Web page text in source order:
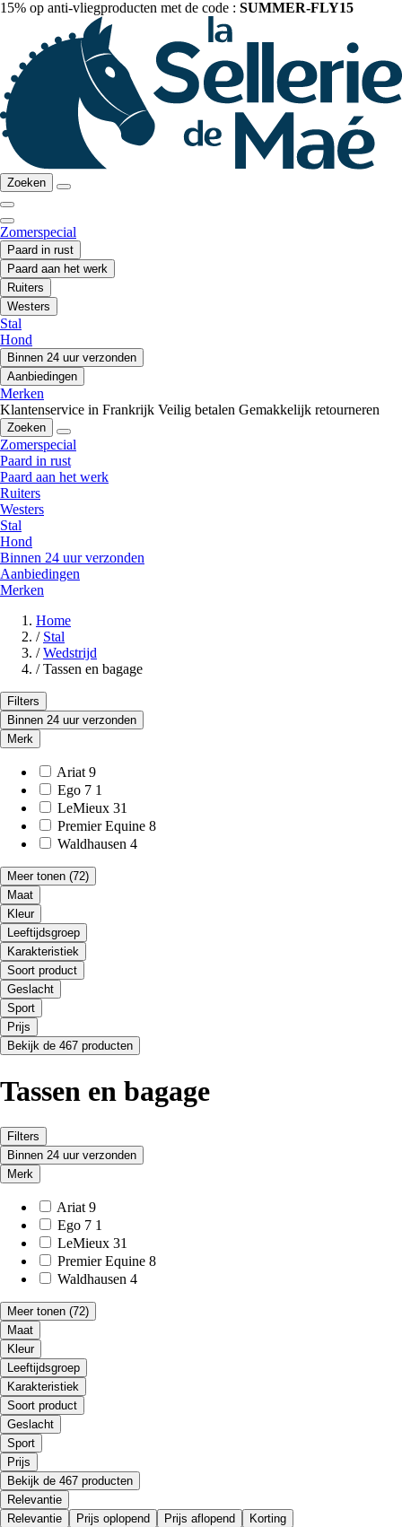
15% op anti-vliegproducten met de code : SUMMER-FLY15
Zoeken
Zomerspecial
Paard in rust
Paard aan het werk
Ruiters
Westers
Stal
Hond
Binnen 24 uur verzonden
Aanbiedingen
Merken
Klantenservice in Frankrijk Veilig betalen Gemakkelijk retourneren
Zoeken
Zomerspecial
Paard in rust
Paard aan het werk
Ruiters
Westers
Stal
Hond
Binnen 24 uur verzonden
Aanbiedingen
Merken
Home
/ Stal
/ Wedstrijd
/ Tassen en bagage
Filters
Binnen 24 uur verzonden
Merk
Ariat 9
Ego 7 1
LeMieux 31
Premier Equine 8
Waldhausen 4
Meer tonen (72)
Maat
Kleur
Leeftijdsgroep
Karakteristiek
Soort product
Geslacht
Sport
Prijs
Bekijk de 467 producten
Tassen en bagage
Filters
Binnen 24 uur verzonden
Merk
Ariat 9
Ego 7 1
LeMieux 31
Premier Equine 8
Waldhausen 4
Meer tonen (72)
Maat
Kleur
Leeftijdsgroep
Karakteristiek
Soort product
Geslacht
Sport
Prijs
Bekijk de 467 producten
Relevantie
Relevantie
Prijs oplopend Prijs aflopend Korting